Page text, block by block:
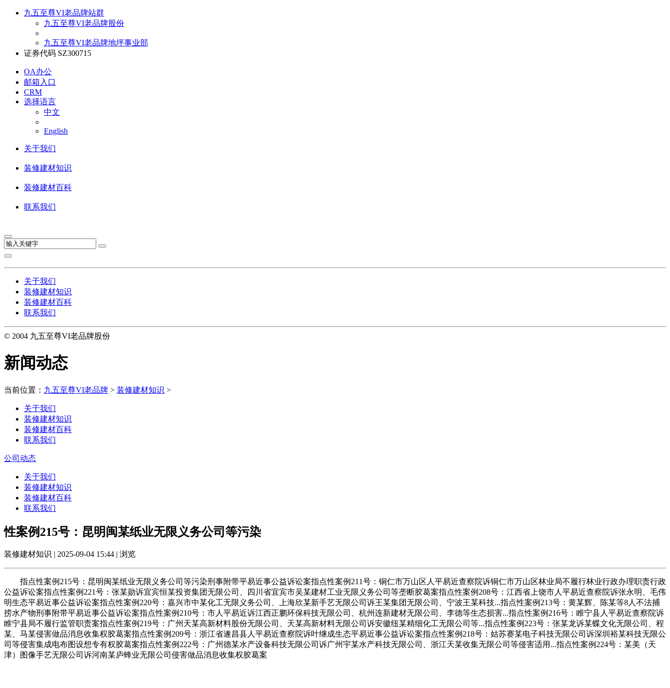
九五至尊VI老品牌站群
九五至尊VI老品牌股份
九五至尊VI老品牌地坪事业部
证券代码 SZ300715
OA办公
邮箱入口
CRM
选择语言
中文
English
关于我们
装修建材知识
装修建材百科
联系我们
关于我们
装修建材知识
装修建材百科
联系我们
© 2004 九五至尊VI老品牌股份
新闻动态
当前位置： 九五至尊VI老品牌 > 装修建材知识 >
关于我们
装修建材知识
装修建材百科
联系我们
公司动态
关于我们
装修建材知识
装修建材百科
联系我们
性案例215号：昆明闽某纸业无限义务公司等污染
装修建材知识 | 2025-09-04 15:44 | 浏览
指点性案例215号：昆明闽某纸业无限义务公司等污染刑事附带平易近事公益诉讼案指点性案例211号：铜仁市万山区人平易近查察院诉铜仁市万山区林业局不履行林业行政办理职责行政
公益诉讼案指点性案例221号：张某勋诉宜宾恒某投资集团无限公司、四川省宜宾市吴某建材工业无限义务公司等垄断胶葛案指点性案例208号：江西省上饶市人平易近查察院诉张永明、毛伟
明生态平易近事公益诉讼案指点性案例220号：嘉兴市中某化工无限义务公司、上海欣某新手艺无限公司诉王某集团无限公司、宁波王某科技...指点性案例213号：黄某辉、陈某等8人不法捕
捞水产物刑事附带平易近事公益诉讼案指点性案例210号：市人平易近诉江西正鹏环保科技无限公司、杭州连新建材无限公司、李德等生态损害...指点性案例216号：睢宁县人平易近查察院诉
睢宁县局不履行监管职责案指点性案例219号：广州天某高新材料股份无限公司、天某高新材料无限公司诉安徽纽某精细化工无限公司等...指点性案例223号：张某龙诉某蝶文化无限公司、程
某、马某侵害做品消息收集权胶葛案指点性案例209号：浙江省遂昌县人平易近查察院诉叶继成生态平易近事公益诉讼案指点性案例218号：姑苏赛某电子科技无限公司诉深圳裕某科技无限公
司等侵害集成电布图设想专有权胶葛案指点性案例222号：广州德某水产设备科技无限公司诉广州宇某水产科技无限公司、浙江天某收集无限公司等侵害适用...指点性案例224号：某美（天
津）图像手艺无限公司诉河南某庐蜂业无限公司侵害做品消息收集权胶葛案